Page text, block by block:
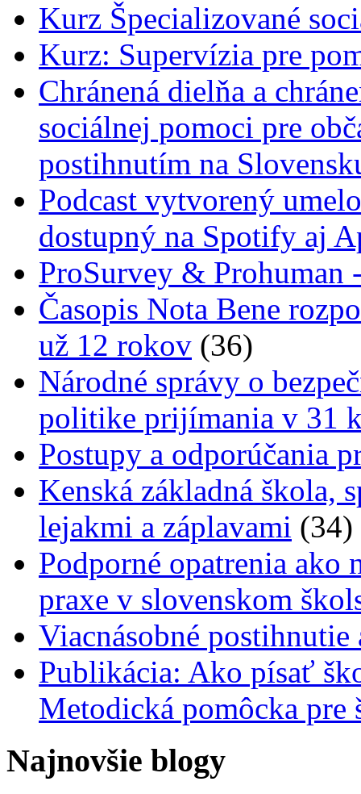
Kurz Špecializované
Kurz: Supervízia pre
Chránená dielňa a
sociálnej pomoci pre
postihnutím na
Podcast vytvorený
dostupný na Spotify aj
ProSurvey & Prohuman
Časopis Nota Bene
už 12 rokov (36)
Národné správy o
politike prijímania v 31
Postupy a odporúčania
Kenská základná škola,
lejakmi a záplavami (34)
Podporné opatrenia
praxe v slovenskom
Viacnásobné
Publikácia: Ako písať
Metodická pomôcka pre
Najnovšie blogy